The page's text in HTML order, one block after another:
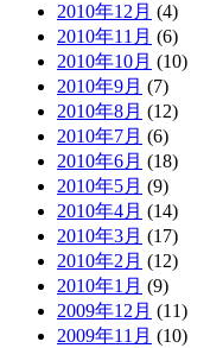
2010年12月 (4)
2010年11月 (6)
2010年10月 (10)
2010年9月 (7)
2010年8月 (12)
2010年7月 (6)
2010年6月 (18)
2010年5月 (9)
2010年4月 (14)
2010年3月 (17)
2010年2月 (12)
2010年1月 (9)
2009年12月 (11)
2009年11月 (10)